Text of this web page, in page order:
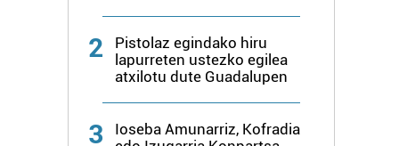
2
Pistolaz egindako hiru
lapurreten ustezko egilea
atxilotu dute Guadalupen
3
Ioseba Amunarriz, Kofradia